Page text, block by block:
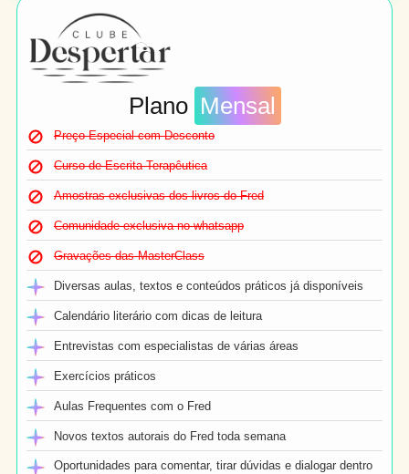
Plano Mensal
Preço Especial com Desconto
Curso de Escrita Terapêutica
Amostras exclusivas dos livros do Fred
Comunidade exclusiva no whatsapp
Gravações das MasterClass
Diversas aulas, textos e conteúdos práticos já disponíveis
Calendário literário com dicas de leitura
Entrevistas com especialistas de várias áreas
Exercícios práticos
Aulas Frequentes com o Fred
Novos textos autorais do Fred toda semana
Oportunidades para comentar, tirar dúvidas e dialogar dentro